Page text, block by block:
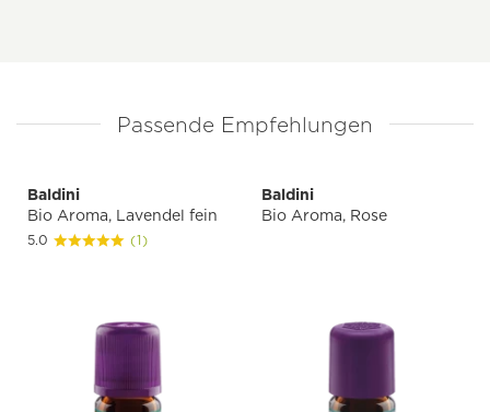
Passende Empfehlungen
Baldini
Bio Aroma, Lavendel fein
5.0 (1)
Baldini
Bio Aroma, Rose